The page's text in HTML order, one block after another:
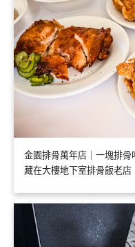
金園排骨萬年店｜一塊排骨
藏在大樓地下室排骨飯老店